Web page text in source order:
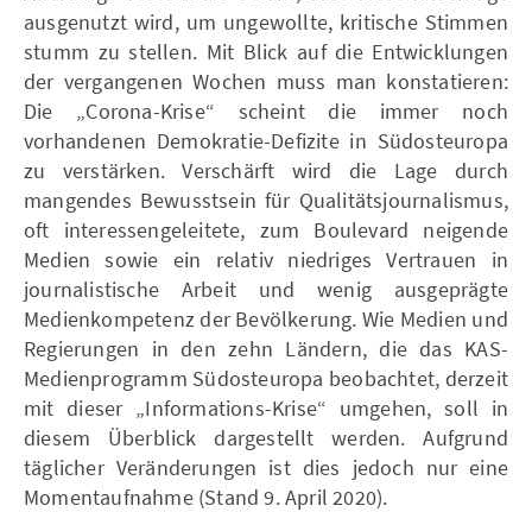
ausgenutzt wird, um ungewollte, kritische Stimmen
stumm zu stellen. Mit Blick auf die Entwicklungen
der vergangenen Wochen muss man konstatieren:
Die „Corona-Krise“ scheint die immer noch
vorhandenen Demokratie-Defizite in Südosteuropa
zu verstärken. Verschärft wird die Lage durch
mangendes Bewusstsein für Qualitätsjournalismus,
oft interessengeleitete, zum Boulevard neigende
Medien sowie ein relativ niedriges Vertrauen in
journalistische Arbeit und wenig ausgeprägte
Medienkompetenz der Bevölkerung. Wie Medien und
Regierungen in den zehn Ländern, die das KAS-
Medienprogramm Südosteuropa beobachtet, derzeit
mit dieser „Informations-Krise“ umgehen, soll in
diesem Überblick dargestellt werden. Aufgrund
täglicher Veränderungen ist dies jedoch nur eine
Momentaufnahme (Stand 9. April 2020).